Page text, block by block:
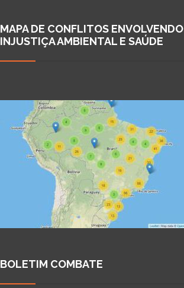
MAPA DE CONFLITOS ENVOLVENDO
INJUSTIÇA AMBIENTAL E SAÚDE
BOLETIM COMBATE